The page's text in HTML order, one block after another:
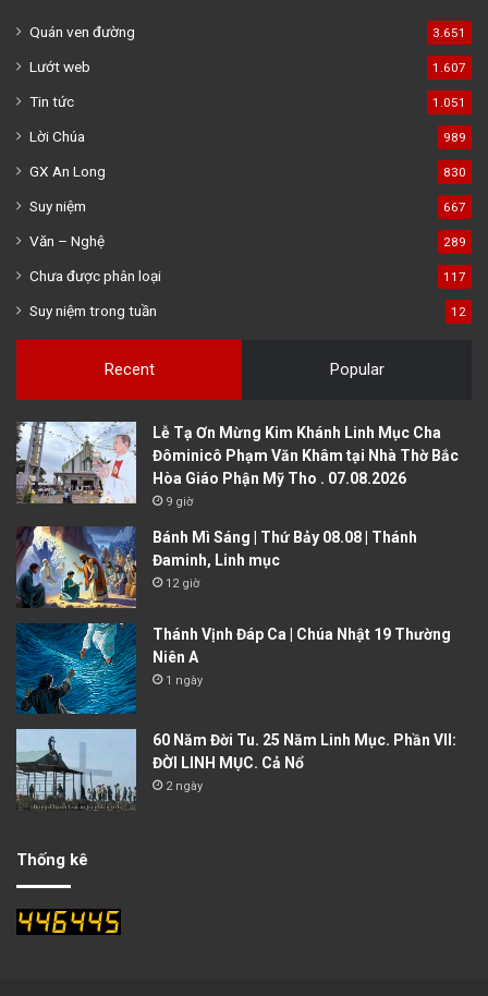
Quán ven đường 3.651
Lướt web 1.607
Tin tức 1.051
Lời Chúa 989
GX An Long 830
Suy niệm 667
Văn – Nghệ 289
Chưa được phân loại 117
Suy niệm trong tuần 12
Recent Popular
Lễ Tạ Ơn Mừng Kim Khánh Linh Mục Cha
Đôminicô Phạm Văn Khâm tại Nhà Thờ Bắc
Hòa Giáo Phận Mỹ Tho . 07.08.2026
9 giờ
Bánh Mì Sáng | Thứ Bảy 08.08 | Thánh
Đaminh, Linh mục
12 giờ
Thánh Vịnh Đáp Ca | Chúa Nhật 19 Thường
Niên A
1 ngày
60 Năm Đời Tu. 25 Năm Linh Mục. Phần VII:
ĐỜI LINH MỤC. Cả Nổ
2 ngày
Thống kê